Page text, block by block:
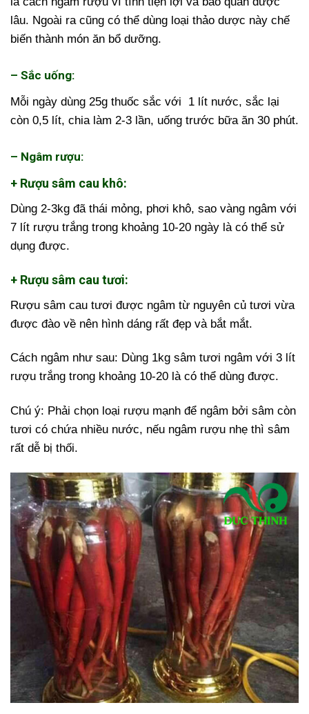
lâu. Ngoài ra cũng có thể dùng loại thảo dược này chế
biến thành món ăn bổ dưỡng.
– Sắc uống:
Mỗi ngày dùng 25g thuốc sắc với 1 lít nước, sắc lại
còn 0,5 lít, chia làm 2-3 lần, uống trước bữa ăn 30 phút.
– Ngâm rượu:
+ Rượu sâm cau khô:
Dùng 2-3kg đã thái mỏng, phơi khô, sao vàng ngâm với
7 lít rượu trắng trong khoảng 10-20 ngày là có thể sử
dụng được.
+ Rượu sâm cau tươi:
Rượu sâm cau tươi được ngâm từ nguyên củ tươi vừa
được đào về nên hình dáng rất đẹp và bắt mắt.
Cách ngâm như sau: Dùng 1kg sâm tươi ngâm với 3 lít
rượu trắng trong khoảng 10-20 là có thể dùng được.
Chú ý: Phải chọn loại rượu mạnh để ngâm bởi sâm còn
tươi có chứa nhiều nước, nếu ngâm rượu nhẹ thì sâm
rất dễ bị thối.